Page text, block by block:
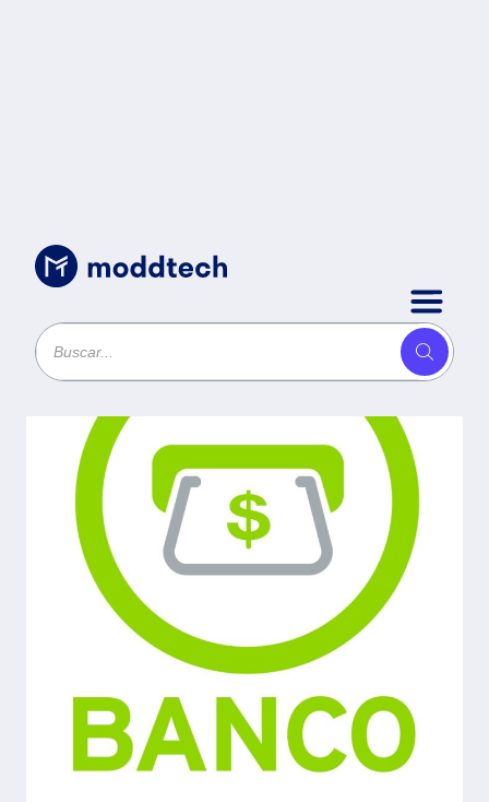
Uncategorized/Actualización 5 Usuarios
BCOL5AHV (Electrónico) -